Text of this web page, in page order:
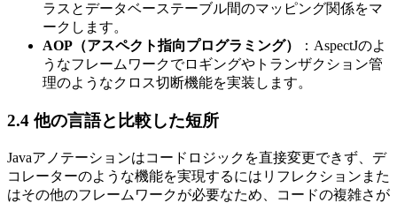
ラスとデータベーステーブル間のマッピング関係をマ
ークします。
AOP（アスペクト指向プログラミング）
：AspectJのよ
うなフレームワークでロギングやトランザクション管
理のようなクロス切断機能を実装します。
2.4 他の言語と比較した短所
Javaアノテーションはコードロジックを直接変更できず、デ
コレーターのような機能を実現するにはリフレクションまた
はその他のフレームワークが必要なため、コードの複雑さが